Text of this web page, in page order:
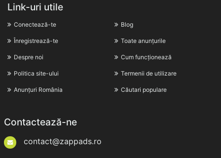
Link-uri utile
Conectează-te
Înregistrează-te
Despre noi
Politica site-ului
Anunțuri România
Blog
Toate anunțurile
Cum funcționează
Termenii de utilizare
Căutari populare
Contactează-ne
contact@zappads.ro